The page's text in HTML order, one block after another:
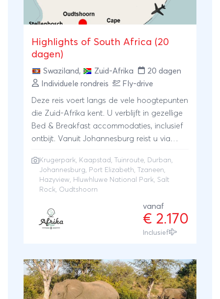
complete en zorgeloze rondreis van
Johannesburg tot Kaapstad. Je bespaart
Durban naar Port Elizabeth.
Highlights of South Africa (20
dagen)
Swaziland, Zuid-Afrika
20 dagen
Individuele rondreis
Fly-drive
Deze reis voert langs de vele hoogtepunten
die Zuid-Afrika kent. U verblijft in gezellige
Bed & Breakfast accommodaties, inclusief
ontbijt. Vanuit Johannesburg reist u via
van het zuidelijkste punt van het
Krugerpark, waar u voldoende tijd heeft om
de Big Five te 'spotten'. Hierna rijdt u via
het kleine koninkrijkje Swaziland naar het
Hluwhluwe National Park en het Salt Rock.
Vanuit Durban vliegt u naar Port Elizabeth.
en de vele wijnboerderijen alvorens u
aankomt in de wereldstad Kaapstad.
Krugerpark, Kaapstad , Tuinroute, Durban,
Johannesburg, Port Elizabeth, Tzaneen,
Hazyview, Hluwhluwe National Park, Salt
Rock, Oudtshoorn
vanaf
€ 2.170
Inclusief